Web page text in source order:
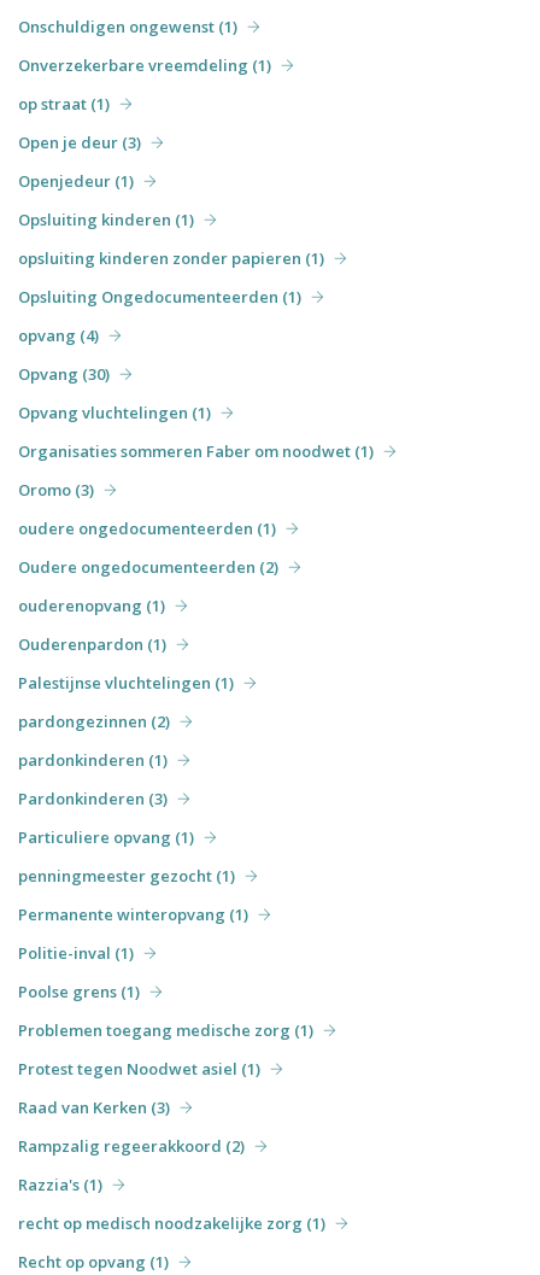
Onschuldigen ongewenst (1)
Onverzekerbare vreemdeling (1)
op straat (1)
Open je deur (3)
Openjedeur (1)
Opsluiting kinderen (1)
opsluiting kinderen zonder papieren (1)
Opsluiting Ongedocumenteerden (1)
opvang (4)
Opvang (30)
Opvang vluchtelingen (1)
Organisaties sommeren Faber om noodwet (1)
Oromo (3)
oudere ongedocumenteerden (1)
Oudere ongedocumenteerden (2)
ouderenopvang (1)
Ouderenpardon (1)
Palestijnse vluchtelingen (1)
pardongezinnen (2)
pardonkinderen (1)
Pardonkinderen (3)
Particuliere opvang (1)
penningmeester gezocht (1)
Permanente winteropvang (1)
Politie-inval (1)
Poolse grens (1)
Problemen toegang medische zorg (1)
Protest tegen Noodwet asiel (1)
Raad van Kerken (3)
Rampzalig regeerakkoord (2)
Razzia's (1)
recht op medisch noodzakelijke zorg (1)
Recht op opvang (1)